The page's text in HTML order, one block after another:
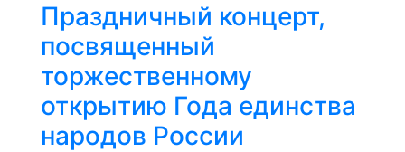
Праздничный концерт,
посвященный
торжественному
открытию Года единства
народов России